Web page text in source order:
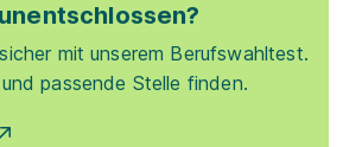
mit unserem Berufswahltest.
passende Stelle finden.